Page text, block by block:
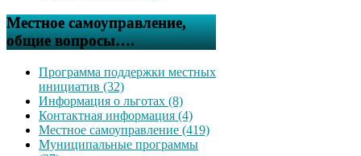
Местное самоуправление,
общие вопросы….
Программа поддержки местных
инициатив (32)
Информация о льготах (8)
Контактная информация (4)
Местное самоуправление (419)
Муниципальные программы